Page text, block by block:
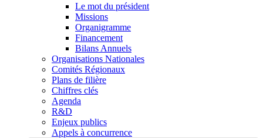
Le mot du président
Missions
Organigramme
Financement
Bilans Annuels
Organisations Nationales
Comités Régionaux
Plans de filière
Chiffres clés
Agenda
R&D
Enjeux publics
Appels à concurrence